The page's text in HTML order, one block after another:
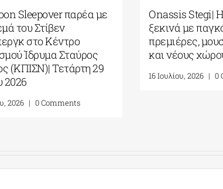
Park your Cinema – Park your
Cinema Kids| Σινεμά κάτω από
τα αστέρια στο Πάρκο Σταύρος
Νιάρχος| Αύγουστος-
Σεπτέμβριος 2026